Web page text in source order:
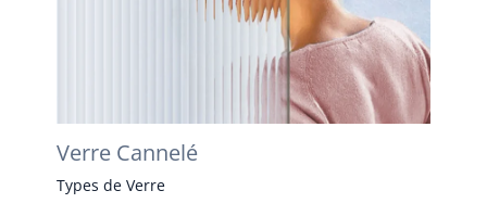
Verre Cannelé
Types de Verre